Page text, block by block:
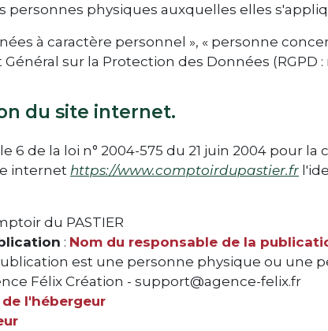
physiques auxquelles elles
à caractère personnel », « personne
sur la Protection des Données (RGPD :
du site internet.
6 de la loi n° 2004-575 du 21 juin 2004 pour
internet https://www.comptoirdupastier.fr
du PASTIER
: Nom du responsable de la
est une personne physique ou une
Félix Création - support@agence-felix.fr
de l'hébergeur